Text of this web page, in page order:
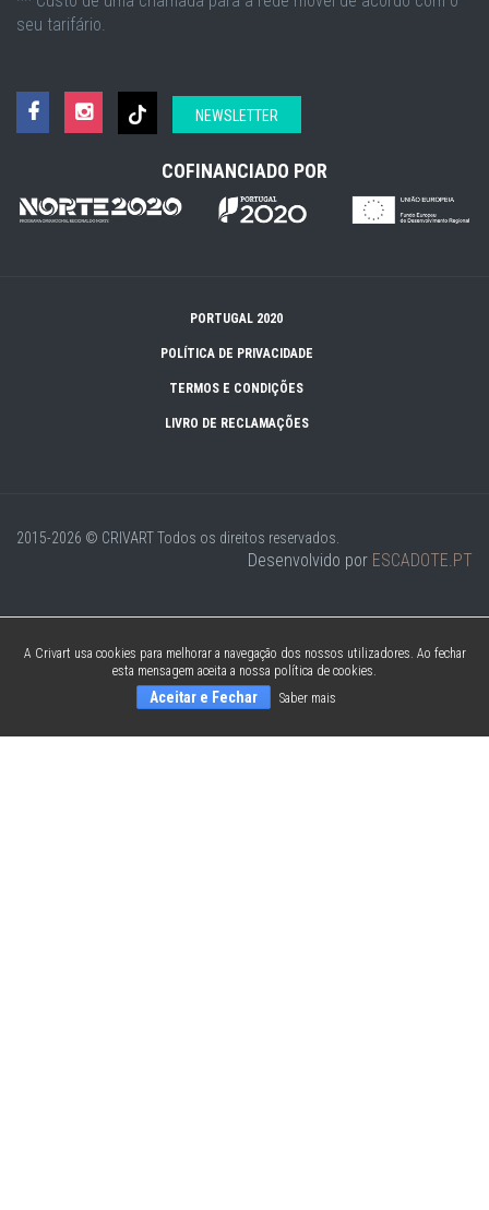
seu tarifário.
NEWSLETTER
COFINANCIADO POR
PORTUGAL 2020
POLÍTICA DE PRIVACIDADE
TERMOS E CONDIÇÕES
LIVRO DE RECLAMAÇÕES
2015-2026 © CRIVARTTodos os direitos reservados.
Desenvolvido por ESCADOTE.PT
A Crivart usa cookies para melhorar a navegação dos nossos utilizadores. Ao fechar
esta mensagem aceita a nossa política de cookies.
Aceitar e Fechar Saber mais